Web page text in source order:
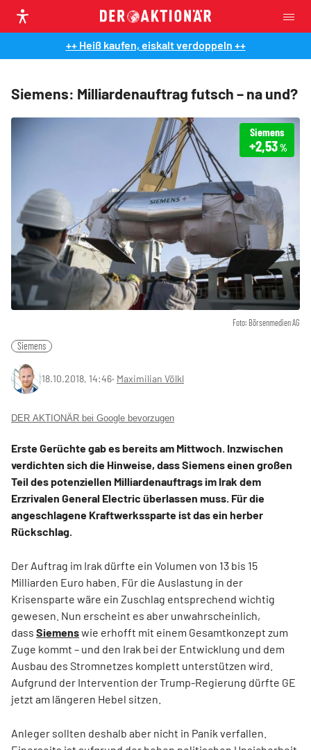
++ Heiß kaufen, eiskalt verdoppeln ++
Siemens: Milliardenauftrag futsch – na und?
Foto: Börsenmedien AG
Siemens
+2,53%
Siemens
18.10.2018, 14:46‧ Maximilian Völkl
DER AKTIONÄR bei Google bevorzugen
Erste Gerüchte gab es bereits am Mittwoch. Inzwischen
verdichten sich die Hinweise, dass Siemens einen großen
Teil des potenziellen Milliardenauftrags im Irak dem
Erzrivalen General Electric überlassen muss. Für die
angeschlagene Kraftwerkssparte ist das ein herber
Rückschlag.
Der Auftrag im Irak dürfte ein Volumen von 13 bis 15
Milliarden Euro haben. Für die Auslastung in der
Krisensparte wäre ein Zuschlag entsprechend wichtig
gewesen. Nun erscheint es aber unwahrscheinlich,
dass Siemenswie erhofft mit einem Gesamtkonzept zum
Zuge kommt – und den Irak bei der Entwicklung und dem
Ausbau des Stromnetzes komplett unterstützen wird.
Aufgrund der Intervention der Trump-Regierung dürfte GE
jetzt am längeren Hebel sitzen.
Anleger sollten deshalb aber nicht in Panik verfallen.